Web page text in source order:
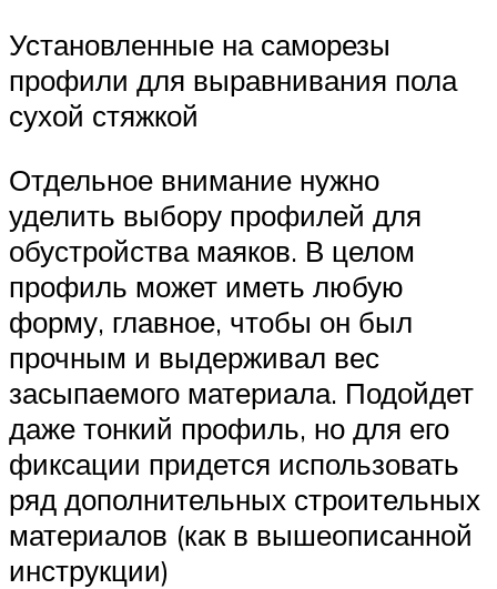
Установленные на саморезы
профили для выравнивания пола
сухой стяжкой
Отдельное внимание нужно
уделить выбору профилей для
обустройства маяков. В целом
профиль может иметь любую
форму, главное, чтобы он был
прочным и выдерживал вес
засыпаемого материала. Подойдет
даже тонкий профиль, но для его
фиксации придется использовать
ряд дополнительных строительных
материалов (как в вышеописанной
инструкции)